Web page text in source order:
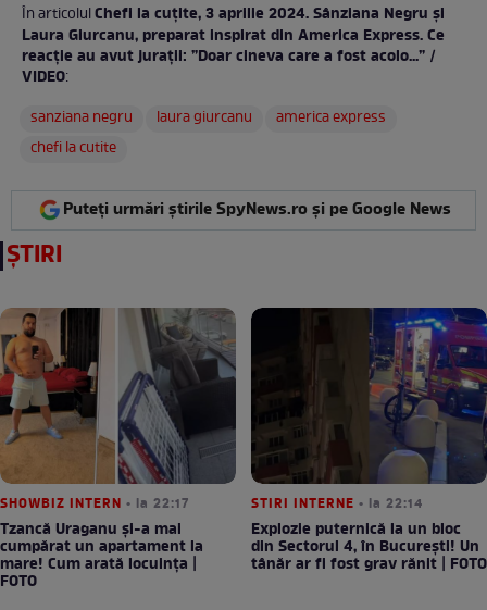
În articolulChefi la cuțite, 3 aprilie 2024. Sânziana Negru și
Laura Giurcanu, preparat inspirat din America Express. Ce
reacție au avut jurații: ”Doar cineva care a fost acolo...” /
VIDEO:
sanziana negru
laura giurcanu
america express
chefi la cutite
Puteți urmări știrile SpyNews.ro și pe Google News
ȘTIRI
SHOWBIZ INTERN • la 22:17
Tzancă Uraganu și-a mai
cumpărat un apartament la
mare! Cum arată locuința |
FOTO
STIRI INTERNE • la 22:14
Explozie puternică la un bloc
din Sectorul 4, în București! Un
tânăr ar fi fost grav rănit | FOTO